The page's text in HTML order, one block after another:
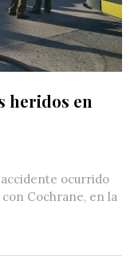
heridos en
ocurrido
Cochrane, en la